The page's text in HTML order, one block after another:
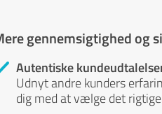
gennemsigtighed og
Autentiske
Udnyt andre kunders
dig med at vælge det